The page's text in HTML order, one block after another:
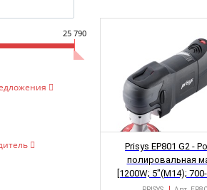
25 790
Prisys EP801 G2 -
полировальная
[1200W; 5"(M14);
2.2kg]